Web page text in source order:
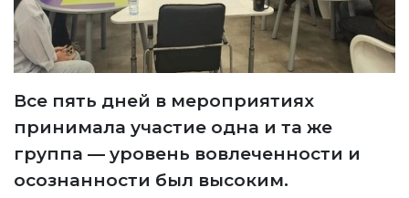
Все пять дней в мероприятиях
принимала участие одна и та же
группа — уровень вовлеченности и
осознанности был высоким.